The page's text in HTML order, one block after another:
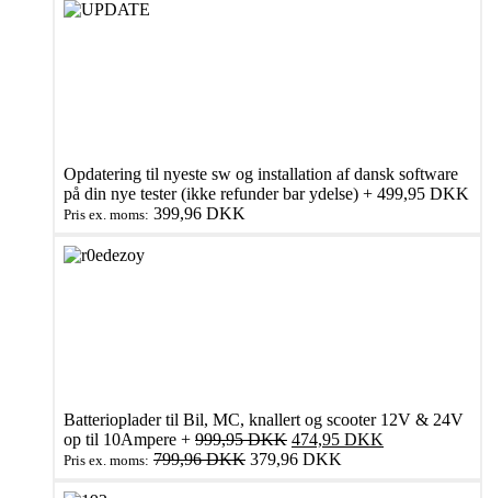
Opdatering til nyeste sw og installation af dansk software
på din nye tester (ikke refunder bar ydelse) + 499,95 DKK
Pris ex. moms: 399,96 DKK
Batterioplader til Bil, MC, knallert og scooter 12V & 24V
op til 10Ampere + 999,95DKK Den
oprindelige
474,95 DKK
Pris ex. moms: 799,96DKK 379,96 DKK